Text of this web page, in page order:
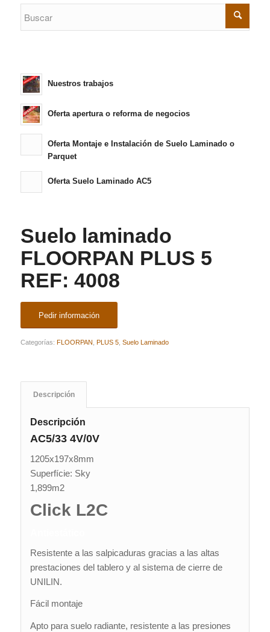
Nuestros trabajos
Oferta apertura o reforma de negocios
Oferta Montaje e Instalación de Suelo Laminado o
Parquet
Oferta Suelo Laminado AC5
Suelo laminado
FLOORPAN PLUS 5
REF: 4008
Pedir información
Categorías: FLOORPAN PLUS 5, Suelo Laminado
Descripción
Descripción
AC5/33 4V/0V
1205x197x8mm
Superfície: Sky
1,899m2
Click L2C
Resistente a las salpicaduras gracias a las altas
prestaciones del tablero y al sistema de cierre de
UNILIN.
Fácil montaje
Apto para suelo radiante, resistente a las presiones